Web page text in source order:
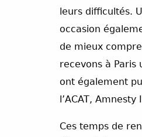
leurs difficultés.
occasion
de mieux
recevons à Paris
ont également
l’ACAT,
Ces temps de